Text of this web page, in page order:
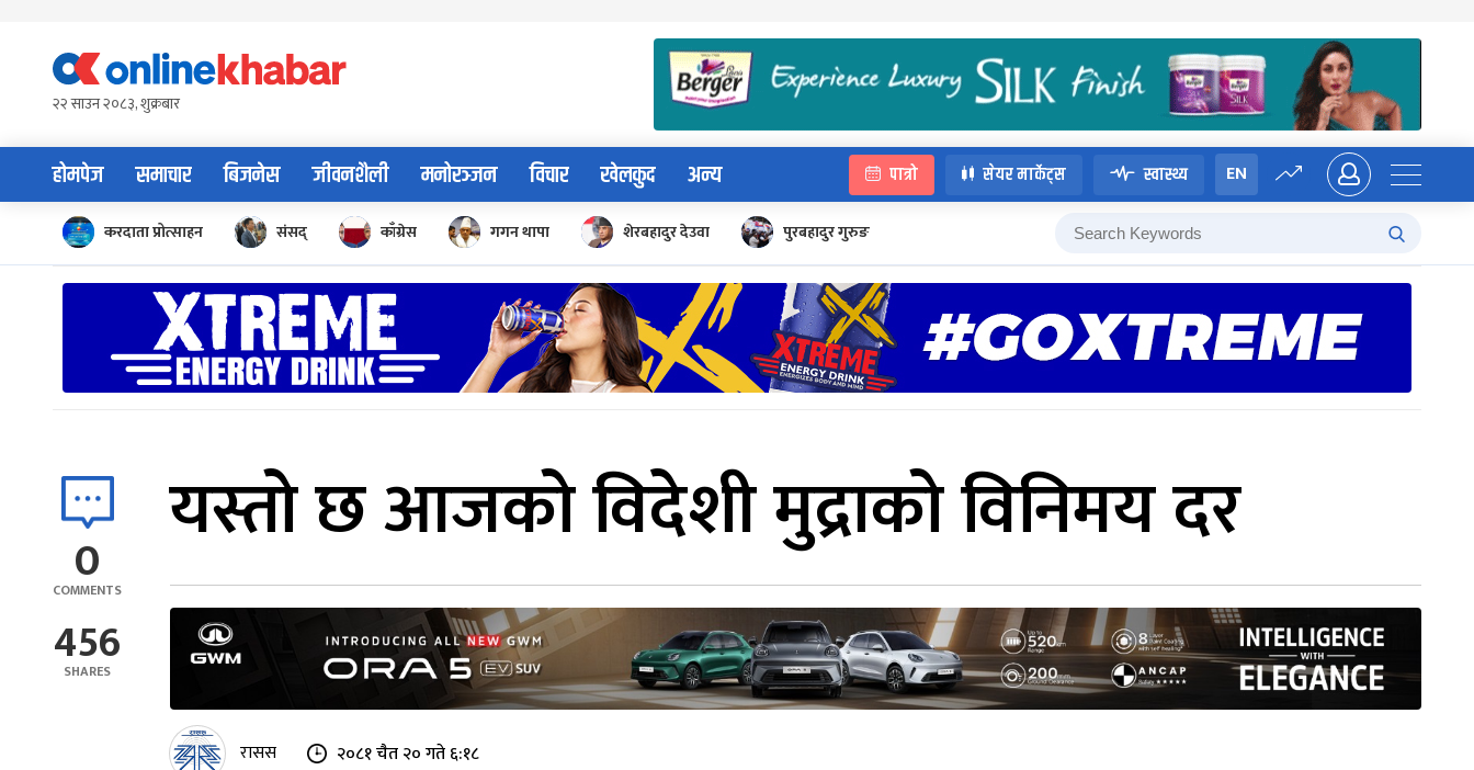
content२२ साउन २०८३, शुक्रबार
होमपेज समाचार बिजनेस जीवनशैली मनोरञ्जन विचार खेलकुद अन्य पात्रो सेयर मार्केट्स स्वास्थ्य EN
करदाता प्रोत्साहन संसद् काँग्रेस गगन थापा शेरबहादुर देउवा पुरबहादुर गुरुङ
0
COMMENTS
456
SHARES
यस्तो छ आजको विदेशी मुद्राको विनिमय दर
रासस २०८१ चैत २० गते ६:१८